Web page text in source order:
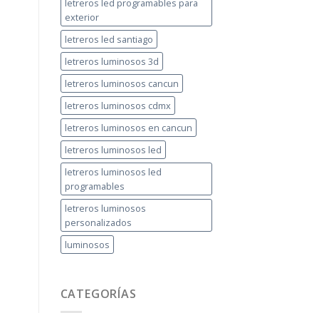
letreros led programables para
exterior
letreros led santiago
letreros luminosos 3d
letreros luminosos cancun
letreros luminosos cdmx
letreros luminosos en cancun
letreros luminosos led
letreros luminosos led
programables
letreros luminosos
personalizados
luminosos
CATEGORÍAS